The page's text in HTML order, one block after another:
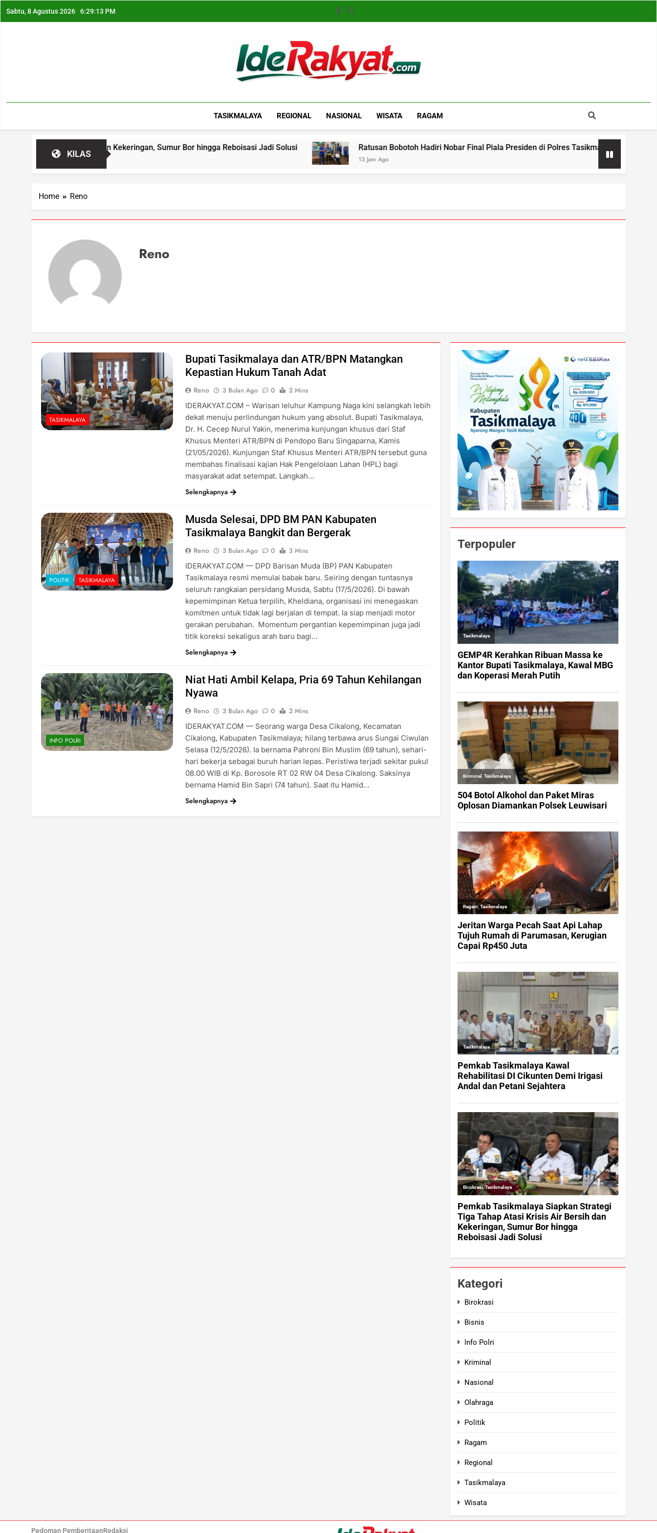
Sabtu, 8 Agustus 2026 6:29:14 PM
Iderakyat.com
TASIKMALAYA REGIONAL NASIONAL WISATA RAGAM
KILAS
Air Bersih dan Kekeringan, Sumur Bor hingga Reboisasi Jadi Solusi Ratusan Bobotoh Hadiri Nobar Final Piala Presiden di Polres Tasikmalaya, Suasana Aman dan
13 Jam Ago
Home Reno
Reno
TASIKMALAYA
Bupati Tasikmalaya dan ATR/BPN Matangkan
Kepastian Hukum Tanah Adat
Reno 3 Bulan Ago 0
2 Mins
IDERAKYAT.COM – Warisan leluhur Kampung Naga kini selangkah lebih
dekat menuju perlindungan hukum yang absolut. Bupati Tasikmalaya,
Dr. H. Cecep Nurul Yakin, menerima kunjungan khusus dari Staf
Khusus Menteri ATR/BPN di Pendopo Baru Singaparna, Kamis
(21/05/2026). Kunjungan Staf Khusus Menteri ATR/BPN tersebut guna
membahas finalisasi kajian Hak Pengelolaan Lahan (HPL) bagi
masyarakat adat setempat. Langkah…
Selengkapnya
POLITIK TASIKMALAYA
Musda Selesai, DPD BM PAN Kabupaten
Tasikmalaya Bangkit dan Bergerak
Reno 3 Bulan Ago 0
3 Mins
IDERAKYAT.COM — DPD Barisan Muda (BP) PAN Kabupaten
Tasikmalaya resmi memulai babak baru. Seiring dengan tuntasnya
seluruh rangkaian persidang Musda, Sabtu (17/5/2026). Di bawah
kepemimpinan Ketua terpilih, Kheldiana, organisasi ini menegaskan
komitmen untuk tidak lagi berjalan di tempat. Ia siap menjadi motor
gerakan perubahan. Momentum pergantian kepemimpinan juga jadi
titik koreksi sekaligus arah baru bagi…
Selengkapnya
INFO POLRI
Niat Hati Ambil Kelapa, Pria 69 Tahun Kehilangan
Nyawa
Reno 3 Bulan Ago 0
2 Mins
IDERAKYAT.COM — Seorang warga Desa Cikalong, Kecamatan
Cikalong, Kabupaten Tasikmalaya; hilang terbawa arus Sungai Ciwulan
Selasa (12/5/2026). Ia bernama Pahroni Bin Muslim (69 tahun), sehari-
hari bekerja sebagai buruh harian lepas. Peristiwa terjadi sekitar pukul
08.00 WIB di Kp. Borosole RT 02 RW 04 Desa Cikalong. Saksinya
bernama Hamid Bin Sapri (74 tahun). Saat itu Hamid…
Selengkapnya
Terpopuler
Kategori
Birokrasi
Bisnis
Info Polri
Kriminal
Nasional
Olahraga
Politik
Ragam
Regional
Tasikmalaya
Wisata
Pedoman PemberitaanRedaksi